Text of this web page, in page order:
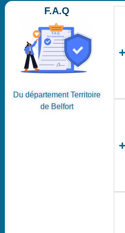
F.A.Q
Du département Territoire
de Belfort